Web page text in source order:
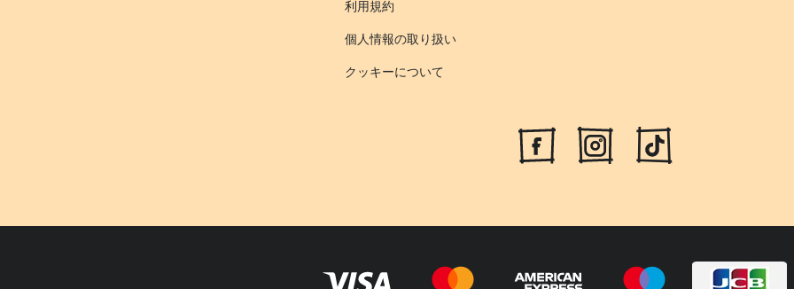
利用規約
個人情報の取り扱い
クッキーについて